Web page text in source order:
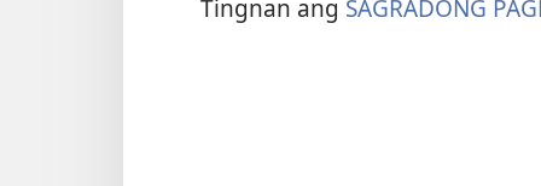
Tingnan ang SAGRADONG